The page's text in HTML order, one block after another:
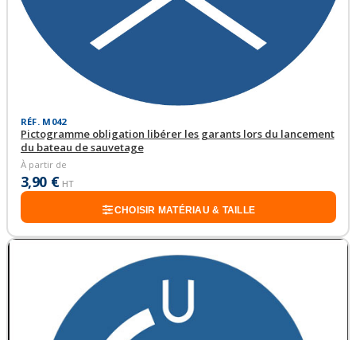
RÉF. M042
Pictogramme obligation libérer les garants lors du lancement
du bateau de sauvetage
À partir de
3,90 € HT
CHOISIR MATÉRIAU & TAILLE